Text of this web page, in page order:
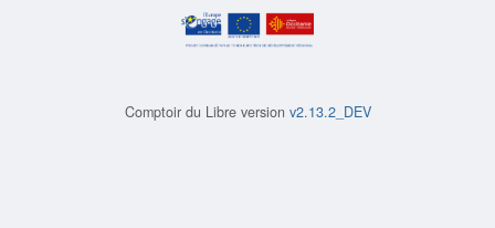
Comptoir du Libre version v2.13.2_DEV